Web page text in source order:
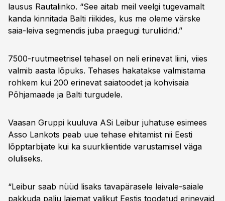
lausus Rautalinko. “See aitab meil veelgi tugevamalt
kanda kinnitada Balti riikides, kus me oleme värske
saia-leiva segmendis juba praegugi turuliidrid.”
7500-ruutmeetrisel tehasel on neli erinevat liini, viies
valmib aasta lõpuks. Tehases hakatakse valmistama
rohkem kui 200 erinevat saiatoodet ja kohvisaia
Põhjamaade ja Balti turgudele.
Vaasan Gruppi kuuluva ASi Leibur juhatuse esimees
Asso Lankots peab uue tehase ehitamist nii Eesti
lõpptarbijate kui ka suurklientide varustamisel väga
oluliseks.
“Leibur saab nüüd lisaks tavapärasele leivale-saiale
pakkuda palju laiemat valikut Eestis toodetud erinevaid